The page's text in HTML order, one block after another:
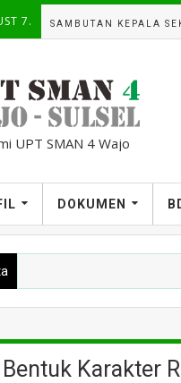
7. SAMBUTAN KEPALA
UPT SMAN 4 Wajo
DOKUMEN
Bentuk Karakter